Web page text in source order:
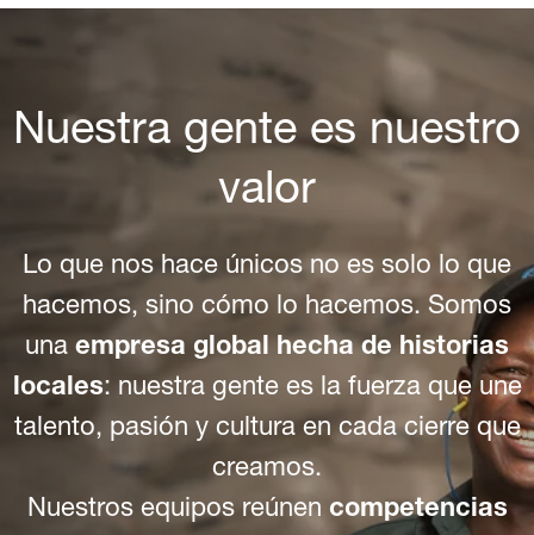
Nuestra gente es nuestro
valor
Lo que nos hace únicos no es solo lo que
hacemos, sino cómo lo hacemos. Somos
una empresa global hecha de historias
locales: nuestra gente es la fuerza que une
talento, pasión y cultura en cada cierre que
creamos.
Nuestros equipos reúnen competencias